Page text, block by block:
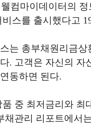
컴마이데이터의 정
스를 출시했다고
는 총부채원리금상
. 고객은 자신의 자
동하면 된다.
중 최저금리와 최
채관리 리포트에서